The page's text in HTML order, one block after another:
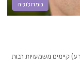
נומרולוגיה
קיימים משמעויות רבות